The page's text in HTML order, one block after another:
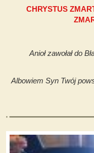
CHRYSTUS
Anioł zawołał do
Albowiem Syn Twój